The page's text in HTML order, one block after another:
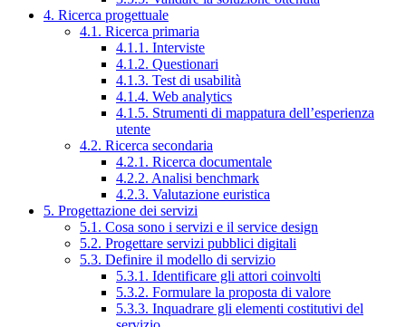
4. Ricerca progettuale
4.1. Ricerca primaria
4.1.1. Interviste
4.1.2. Questionari
4.1.3. Test di usabilità
4.1.4. Web analytics
4.1.5. Strumenti di mappatura dell’esperienza
utente
4.2. Ricerca secondaria
4.2.1. Ricerca documentale
4.2.2. Analisi benchmark
4.2.3. Valutazione euristica
5. Progettazione dei servizi
5.1. Cosa sono i servizi e il service design
5.2. Progettare servizi pubblici digitali
5.3. Definire il modello di servizio
5.3.1. Identificare gli attori coinvolti
5.3.2. Formulare la proposta di valore
5.3.3. Inquadrare gli elementi costitutivi del